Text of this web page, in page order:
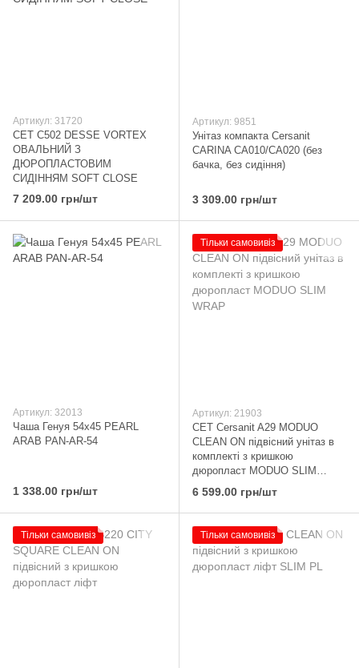
Артикул: 31720
CET С502 DESSE VORTEX
ОВАЛЬНИЙ З
ДЮРОПЛАСТОВИМ
СИДІННЯМ SOFT CLOSE
7 209.00 грн/шт
Артикул: 9851
Унітаз компакта Cersanit
CARINA CA010/CA020 (без
бачка, без сидіння)
3 309.00 грн/шт
Артикул: 32013
Чаша Генуя 54х45 PEARL
ARAB PAN-AR-54
1 338.00 грн/шт
Тільки самовивіз
Артикул: 21903
CET Cersanit A29 MODUO
CLEAN ON підвісний унітаз в
комплекті з кришкою
дюропласт MODUO SLIM
WRAP
6 599.00 грн/шт
Тільки самовивіз Тільки самовивіз